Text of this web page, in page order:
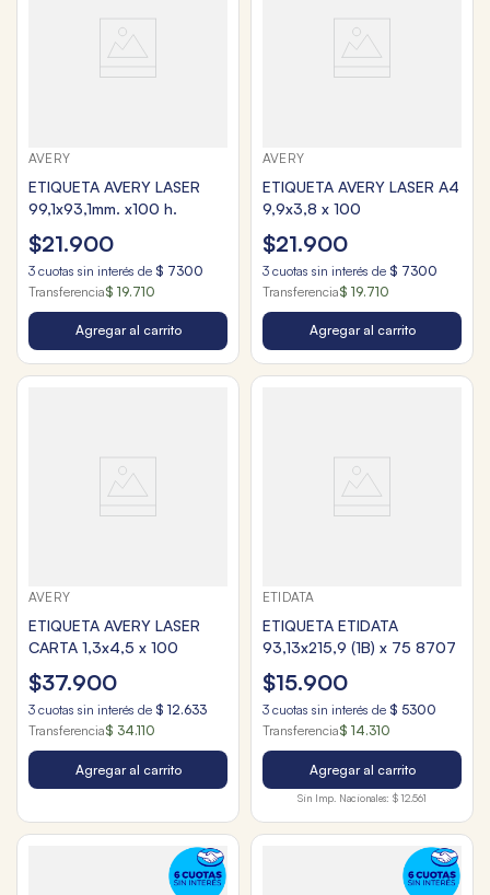
AVERY
ETIQUETA AVERY LASER
99,1x93,1mm. x100 h.
$21.900
3 cuotas sin interés de $ 7300
Transferencia$ 19.710
Agregar al carrito
AVERY
ETIQUETA AVERY LASER A4
9,9x3,8 x 100
$21.900
3 cuotas sin interés de $ 7300
Transferencia$ 19.710
Agregar al carrito
AVERY
ETIQUETA AVERY LASER
CARTA 1,3x4,5 x 100
$37.900
3 cuotas sin interés de $ 12.633
Transferencia$ 34.110
Agregar al carrito
ETIDATA
ETIQUETA ETIDATA
93,13x215,9 (1B) x 75 8707
$15.900
3 cuotas sin interés de $ 5300
Transferencia$ 14.310
Agregar al carrito
Sin Imp. Nacionales: $ 12.561